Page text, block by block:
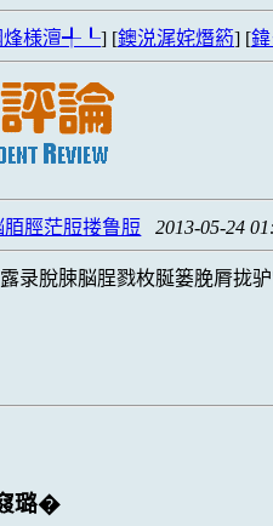
烽様澶╃┖] [鐭涚浘姹熸箹] [
脛茫脰搂鲁脰 2013-05-24
录脫脨脳脭戮枚脠篓脕脣拢驴
璐�